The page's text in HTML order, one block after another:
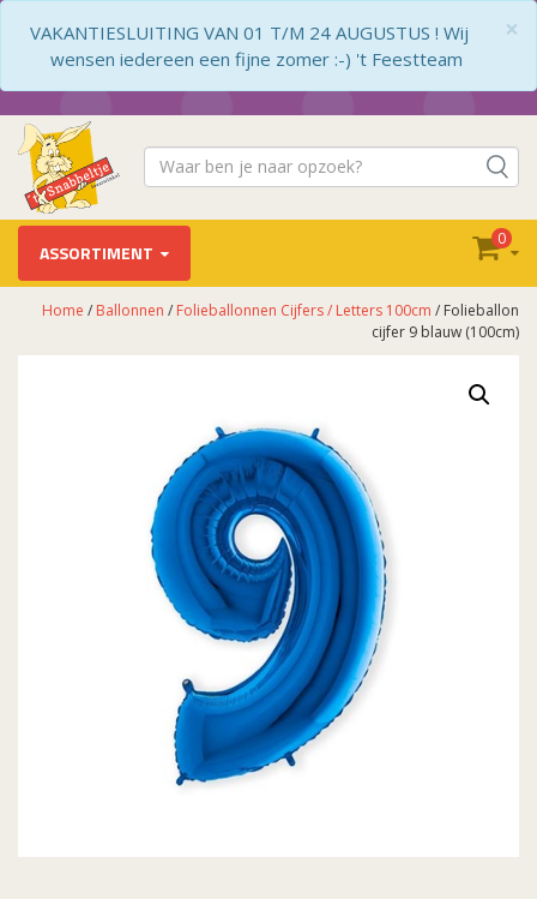
×
VAKANTIESLUITING VAN 01 T/M 24 AUGUSTUS ! Wij
wensen iedereen een fijne zomer :-) 't Feestteam
ASSORTIMENT
0
Home / Ballonnen / Folieballonnen Cijfers / Letters 100cm / Folieballon
cijfer 9 blauw (100cm)